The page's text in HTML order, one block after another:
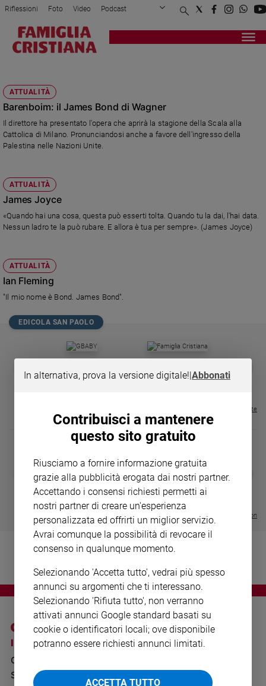
Attualità
Politica
Mondo
Economia
Legalità
Sport
Interviste
Papa
Chiesa
Chiesa
spiritualità
Ambiente
Diritti
di
della
settimana
Riflessioni Foto Video Podcast
Privacy Policy Chi siamo
Registrati Redazione
ATTUALITÀ
Barenboim: il James Bond di Wagner
Il direttore ha presentato l'opera che aprirà la stagione della Scala alla
Cattolica di Milano. Pronunciandosi anche a favore dell'ingresso della
Palestina nelle Nazioni Unite.
ATTUALITÀ
James Joyce
«Quando hai una cosa, questa può esserti tolta. Quando tu la dai, l'hai data.
Nessun ladro te la può rubare. E allora è tua per sempre». (James Joyce)
ATTUALITÀ
Ian Fleming
"Il mio nome è Bond. James Bond".
EDICOLA SAN PAOLO
€ 34,80 € 21,90 37%
€ 104,00 € 83,00 20%
Visualizza tutte le riviste
LE GRANDI BASILICHE ITALIANE
- VOL DA 1 AL 5
DIARIO G 2026-27
€ 8,90
- € 8,90
1 - 2
Visualizza tutte le collection
I SITI SAN PAOLO
GRUPPO EDITORIALE
SAN PAOLO
NOTE LEGALI
INFORMATIVA
In alternativa, prova la versione digitale!|Abbonati
Contribuisci a mantenere
questo sito gratuito
Riusciamo a fornire informazione gratuita
grazie alla pubblicità erogata dai nostri partner.
Accettando i consensi richiesti permetti ai
nostri partner di creare un'esperienza
personalizzata ed offrirti un miglior servizio.
Avrai comunque la possibilità di revocare il
consenso in qualunque momento.
Selezionando 'Accetta tutto', vedrai più spesso
annunci su argomenti che ti interessano.
Selezionando 'Rifiuta tutto', non verranno
attivati annunci Google standard basati su
cookie o identificatori locali; ove disponibile
potranno essere richiesti annunci limitati.
ACCETTA TUTTO